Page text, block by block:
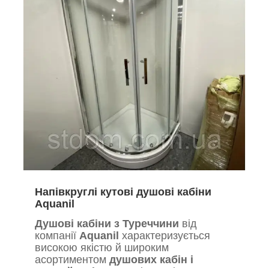
Напівкруглі кутові душові кабіни
Aquanil
Душові кабіни з Туреччини від
компанії Aquanil характеризується
високою якістю й широким
асортиментом душових кабін і